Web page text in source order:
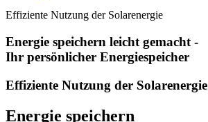
Effiziente Nutzung der Solarenergie
Energie speichern leicht gemacht -
Ihr persönlicher Energiespeicher
Effiziente Nutzung der Solarenergie
Energie speichern